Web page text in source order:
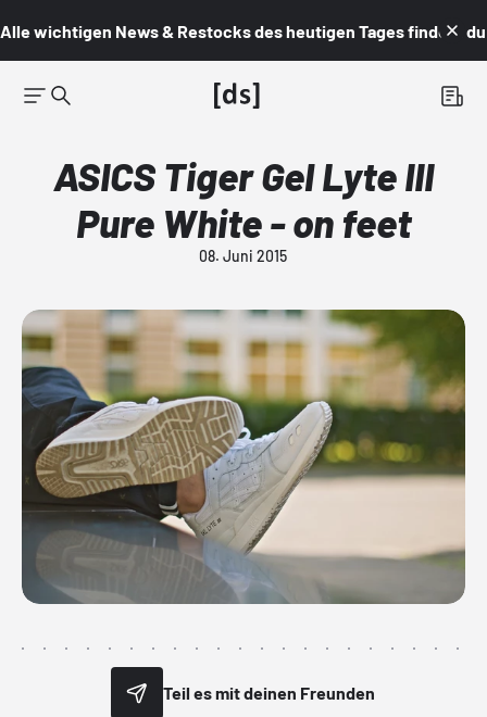
Alle wichtigen News & Restocks des heutigen Tages findest du
ASICS Tiger Gel Lyte III
Pure White - on feet
08. Juni 2015
Teil es mit deinen Freunden